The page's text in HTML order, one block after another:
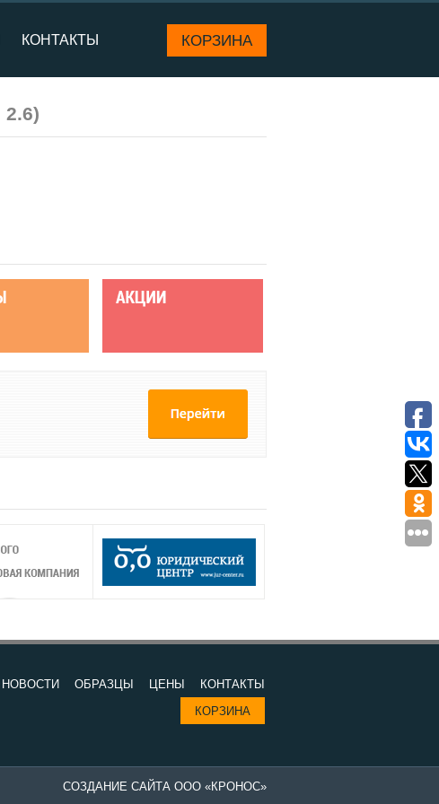
КОНТАКТЫ КОРЗИНА
2.6)
НОВОСТИ ОБРАЗЦЫ ЦЕНЫ
КОНТАКТЫ
КОРЗИНА
СОЗДАНИЕ САЙТА ООО «КРОНОС»
Изготовление печатей в компании "Все печати и штампы" -